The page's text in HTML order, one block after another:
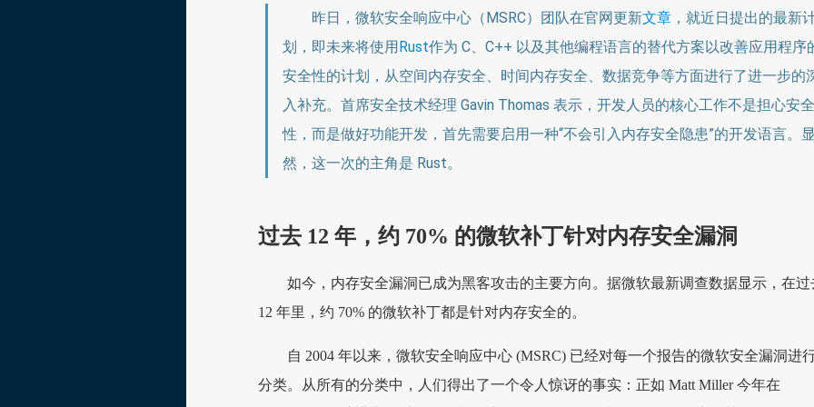
昨日，微软安全响应中心（MSRC）团队在官网更新文章 ，就近日提出的最新
划，即未来将使用 Rust作为 C、C++ 以及其他编程语言的替代方案以改善应用程序
安全性的计划，从空间内存安全、时间内存安全、数据竞争等方面进行了进一步的
入补充。首席安全技术经理 Gavin Thomas 表示，开发人员的核心工作不是担心安全
性，而是做好功能开发，首先需要启用一种“不会引入内存安全隐患”的开发语言。显
然，这一次的主角是 Rust。
过去 12 年，约 70% 的微软补丁针对内存安全漏洞
如今，内存安全漏洞已成为黑客攻击的主要方向。据微软最新调查数据显示，在过
12 年里，约 70% 的微软补丁都是针对内存安全的。
自 2004 年以来，微软安全响应中心 (MSRC) 已经对每一个报告的微软安全漏洞进
分类。从所有的分类中，人们得出了一个令人惊讶的事实：正如 Matt Miller 今年在